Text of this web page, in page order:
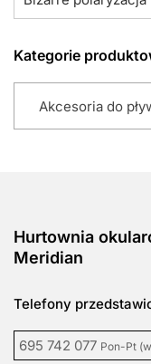
Kategorie
Akcesoria do
Hurtownia
Meridian
Telefony
695 742 077 Pon-Pt